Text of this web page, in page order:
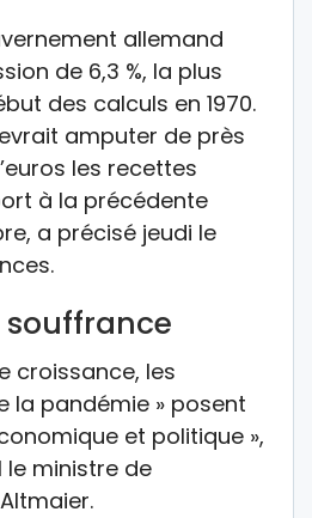
allemand
de 6,3 %, la plus
des calculs en 1970.
amputer de près
les recettes
à la précédente
a précisé jeudi le
croissance, les
la pandémie » posent
et politique »,
le ministre de